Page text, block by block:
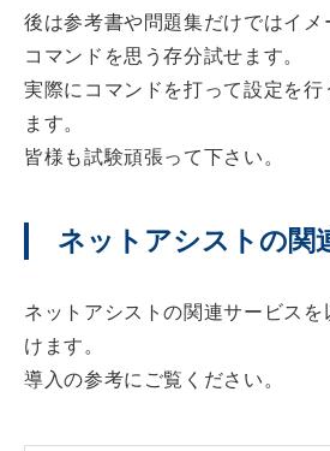
後は参考書や問題集だけではイメ
コマンドを思う存分試せます。
実際にコマンドを打って設定を行
ます。
皆様も試験頑張って下さい。
ネットアシストの関
ネットアシストの関連サービス
けます。
導入の参考にご覧ください。